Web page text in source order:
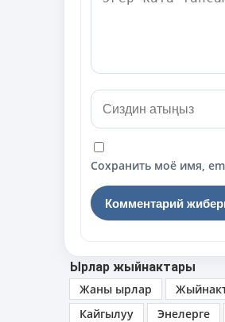
Сохранить моё имя,
Ырлар жыйнактары
Жаны ырлар
Кайгылуу
Энелерге